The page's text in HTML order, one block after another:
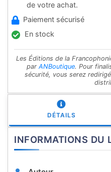
de votre achat.
Paiement sécurisé
En stock
Les Éditions de la
par ANBoutique. Pour
sécurité, vous serez
DÉTAILS
INFORMATIONS DU